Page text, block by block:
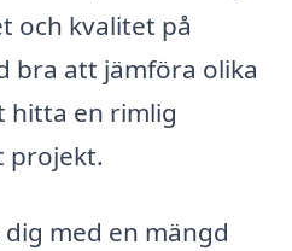
och kvalitet på
bra att jämföra olika
hitta en rimlig
projekt.
med en mängd